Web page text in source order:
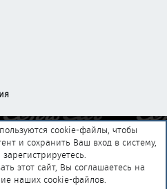
Помощь Главная
R
cookie-файлы, чтобы
и сохранить Ваш вход в систему,
этот сайт, Вы соглашаетесь на
наших cookie-файлов.